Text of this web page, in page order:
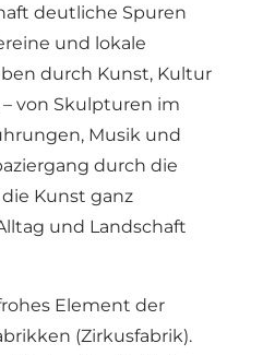
deutliche Spuren
und lokale
durch Kunst, Kultur
von Skulpturen im
Musik und
durch die
Kunst ganz
und Landschaft
Element der
(Zirkusfabrik).